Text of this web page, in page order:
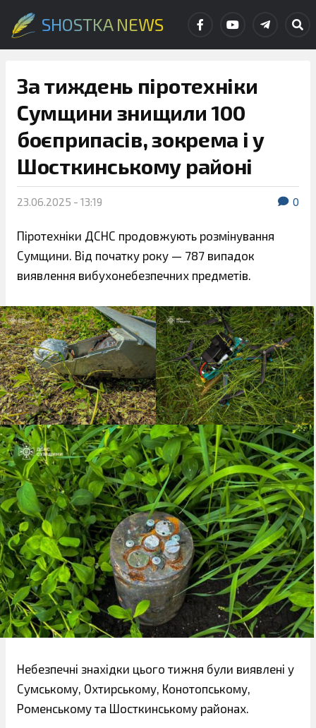
SHOSTKA NEWS
За тиждень піротехніки
Сумщини знищили 100
боєприпасів, зокрема і у
Шосткинському районі
23.06.2025 - 13:19 0
Піротехніки ДСНС продовжують розмінування
Сумщини. Від початку року — 787 випадок
виявлення вибухонебезпечних предметів.
Небезпечні знахідки цього тижня були виявлені у
Сумському, Охтирському, Конотопському,
Роменському та Шосткинському районах.